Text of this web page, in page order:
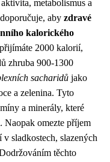
metabolismus a
aby zdravé
kalorického
2000 kalorií,
zhruba 900-1300
sacharidů jako
a zelenina. Tyto
a minerály, které
Naopak omezte příjem
sladkostech, slazených
těchto